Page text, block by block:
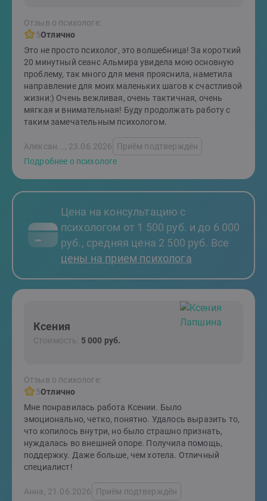
Отзыв о психологе:
5Отлично
Это не просто психолог, это волшебница! За короткий
20 минутный сеанс Альмира увидела мою основную
проблему, так много для меня прояснила, наметила
направление для моих маленьких шагов к счастливой
жизни:) Очень вежливая, очень тактичная, очень
мягкая и внимательная! Буду продолжать работу с
таким замечательным психологом.
Алексан..., 23.06.2026
Приём подтверждён
Подробнее о психологе
Цена на консультацию с
психологом от 1 500 руб. и до 6 000
руб., средняя цена 2 500 руб. Все
цены на прием психолога
Ксения
Стоимость: 5 000 руб.
Отзыв о психологе:
5Отлично
Мне понравилась работа Ксении. Было
эмоционально, четко, понятно. Удалось выразить то,
что копилось внутри, но было страшно признать,
нуждалась во внешней опоре. Получила помощь,
поддержку. Даже больше, чем хотела. Отличный
специалист!
Анна, 21.06.2026
Приём подтверждён